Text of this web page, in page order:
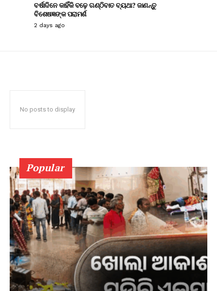
ବର୍ଷାଦିନେ କାହିଁକି ବଢ଼େ ଗଣ୍ଠିବାତ ବ୍ୟଥା? ଜାଣନ୍ତୁ
ବିଶେଷଜ୍ଞଙ୍କ ପରାମର୍ଶ
2 days ago
No posts to display
Popular